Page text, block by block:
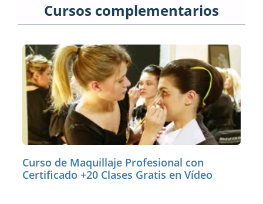
Cursos complementarios
Curso de Maquillaje Profesional con
Certificado +20 Clases Gratis en Vídeo